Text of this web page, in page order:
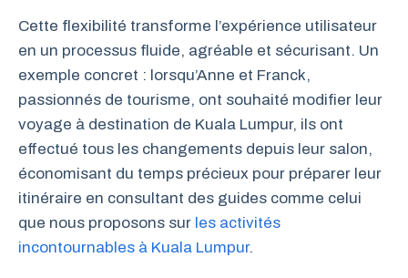
Cette flexibilité transforme l’expérience utilisateur
en un processus fluide, agréable et sécurisant. Un
exemple concret : lorsqu’Anne et Franck,
passionnés de tourisme, ont souhaité modifier leur
voyage à destination de Kuala Lumpur, ils ont
effectué tous les changements depuis leur salon,
économisant du temps précieux pour préparer leur
itinéraire en consultant des guides comme celui
que nous proposons sur les activités
incontournables à Kuala Lumpur.